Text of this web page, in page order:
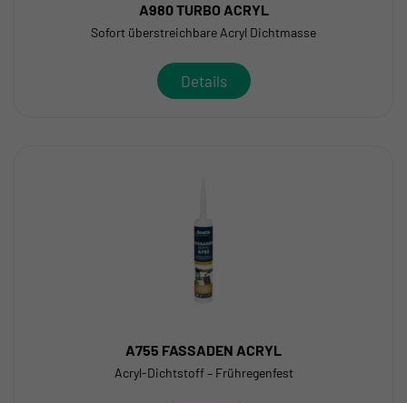
A980 TURBO ACRYL
Sofort überstreichbare Acryl Dichtmasse
Details
A755 FASSADEN ACRYL
Acryl-Dichtstoff – Frühregenfest